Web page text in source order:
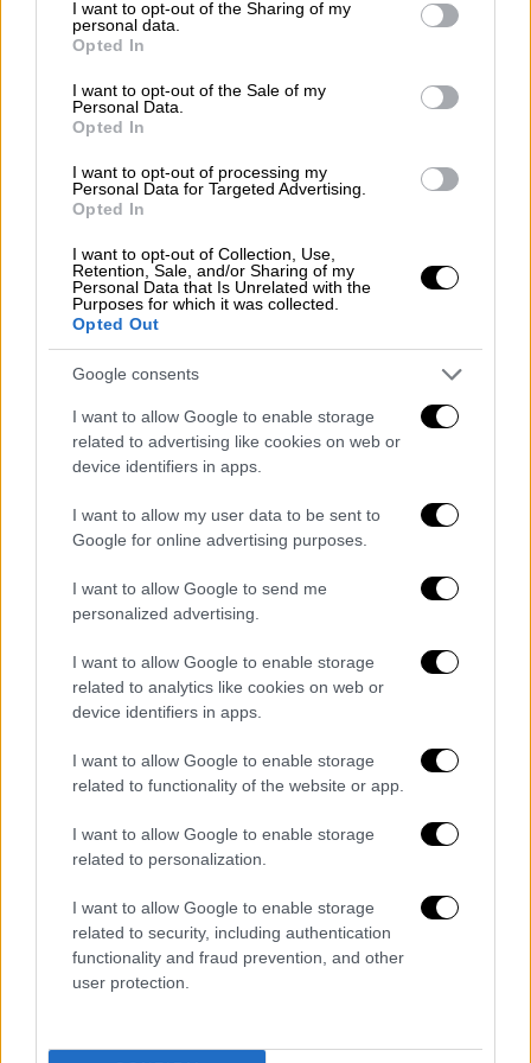
not limited to your visit or usage behaviour. You may click to
grant or deny consent to Google and its third-party tags to
use your data for below specified purposes in below Google
consent section.
I want to opt-out of the Sharing of my
personal data.
Opted In
I want to opt-out of the Sale of my
Personal Data.
Opted In
I want to opt-out of processing my
Personal Data for Targeted Advertising.
Opted In
I want to opt-out of Collection, Use,
Retention, Sale, and/or Sharing of my
Personal Data that Is Unrelated with the
Purposes for which it was collected.
Opted Out
Google consents
I want to allow Google to enable storage
related to advertising like cookies on web or
device identifiers in apps.
I want to allow my user data to be sent to
Google for online advertising purposes.
I want to allow Google to send me
personalized advertising.
I want to allow Google to enable storage
related to analytics like cookies on web or
device identifiers in apps.
I want to allow Google to enable storage
related to functionality of the website or app.
I want to allow Google to enable storage
related to personalization.
I want to allow Google to enable storage
related to security, including authentication
functionality and fraud prevention, and other
user protection.
αθροιστικά, εκτός από την κυβέρνηση
ΣΥΡΙΖΑ-ΑΝΕΛ που ήταν μια κυνική κίβδηλη
συναίνεση».
Οι αναφορές του κ. Γεραπετρίτη προκάλεσαν
την αντίδραση του κοινοβουλευτικού
εκπροσώπου του ΣΥΡΙΖΑ
Δημήτρη
μέσα στον επιχειρηματολογικό του οίστρο,
δεν τιμούν ούτε την αίθουσα, ούτε το Σώμα,
ούτε τον ίδιο, ούτε την παράταξή του, ούτε
την κυβέρνησή του», είπε ο Δημήτρης
Τζανακόπουλος. Ο υπουργός Επικρατείας
«δεν δίστασε, στην προσπάθεια να
υπερασπιστεί τα πλειοψηφικά συστήματα ή
τα συστήματα ενισχυμένης αναλογικής, να
αποδώσει στην απλή αναλογική την ευθύνη
για το γεγονός ότι υπήρξε διορισμός του
Αδόλφου Χίτλερ το 1933, καγκελαρίου της
Γερμανίας. Να αποδώσει δηλαδή την ευθύνη
στην απλή αναλογική» παρατήρησε ο Δ.
Τζανακόπουλος και συνέχισε καλώντας τον
κ. Γεραπετρίτη, να ανακαλέσει τη δήλωσή
των Βερσαλλιών, ότι δεν έφταιγαν οι
υπέρογκες αποζημιώσεις, δεν έφταιγαν οι
ουρές του Α' Παγκοσμίου Πολέμου, δεν
έφταιγε ο αντισημιτισμός, δεν έφταιγε η
άνοδος του φασισμού σε ολόκληρη την
Ευρώπη, δεν έφταιγε ένα συνολικό πολιτικό